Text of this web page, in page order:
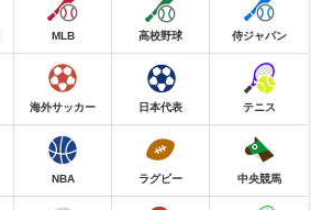
MLB 高校野球 侍ジャパン
海外サッカー 日本代表 テニス
NBA ラグビー 中央競馬